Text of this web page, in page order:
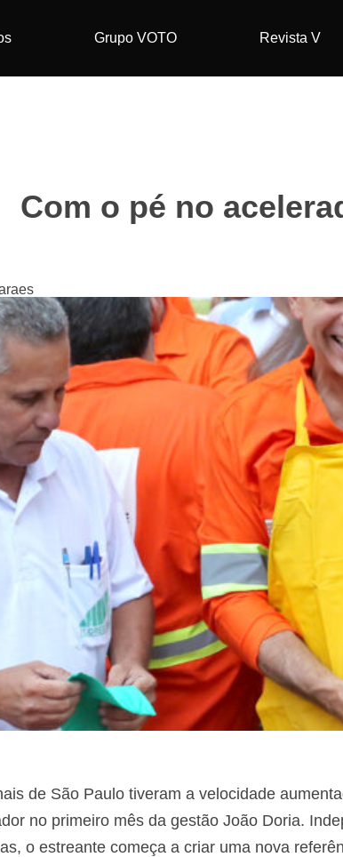
Grupo VOTO Revista V
Com o pé no
de São Paulo tiveram a velocidade
no primeiro mês da gestão João Doria.
o estreante começa a criar uma nova